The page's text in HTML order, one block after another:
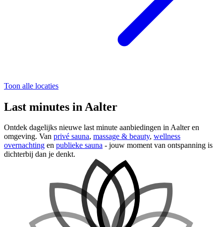
Toon alle locaties
Last minutes in Aalter
Ontdek dagelijks nieuwe last minute aanbiedingen in Aalter en
omgeving. Van privé sauna, massage & beauty, wellness
overnachting en publieke sauna - jouw moment van ontspanning is
dichterbij dan je denkt.